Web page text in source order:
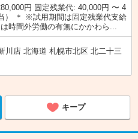
円 固定残業代: 40,000円 〜 4
） ＊ ※試用期間は固定残業代支給
時間外労働の有無にかかわら...
川店 北海道 札幌市北区 北二十三
キープ